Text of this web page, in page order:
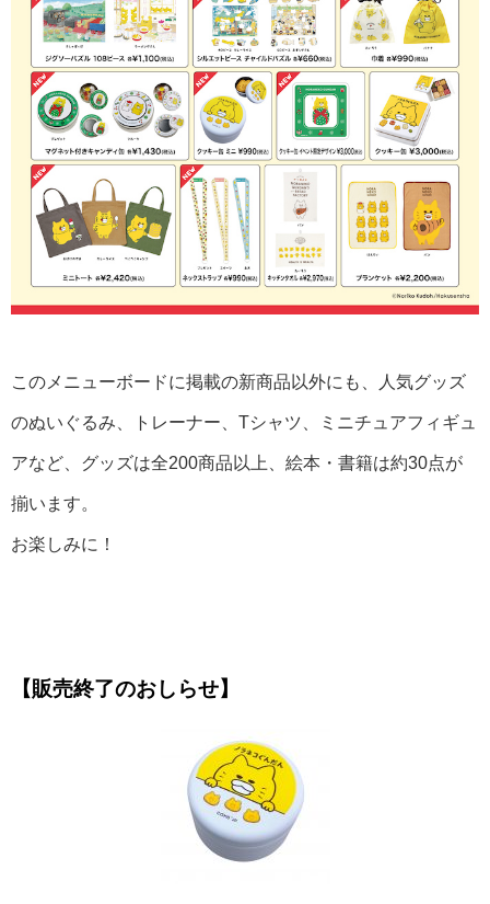
このメニューボードに掲載の新商品以外にも、人気グッズ
のぬいぐるみ、トレーナー、Tシャツ、ミニチュアフィギュ
アなど、 グッズは全200商品以上、絵本・書籍は約30点が
揃います。
お楽しみに！
【販売終了のおしらせ】